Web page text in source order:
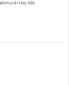
lóže